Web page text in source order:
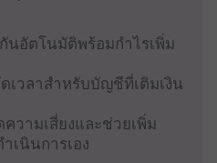
นอัตโนมัติพร้อมกำไรเพิ่ม
เวลาสำหรับบัญชีที่เติมเงิน
วามเสี่ยงและช่วยเพิ่ม
เนินการเอง